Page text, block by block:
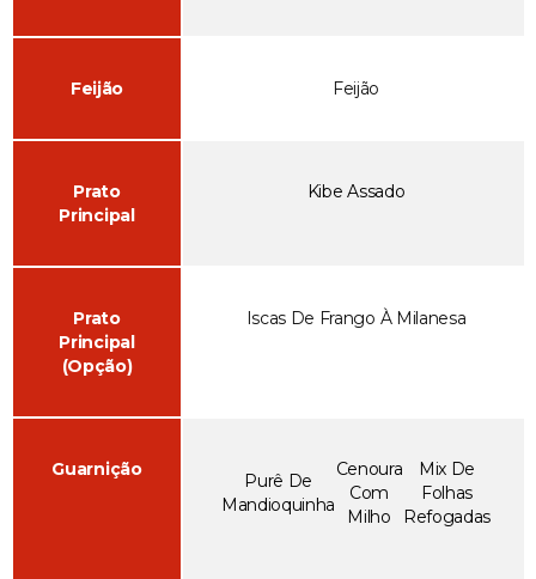
Feijão Feijão
Prato
Principal
Kibe Assado
Prato
Principal
(Opção)
Iscas De Frango À Milanesa
Guarnição
Purê De
Mandioquinha
Cenoura
Com
Milho
Mix De
Folhas
Refogadas